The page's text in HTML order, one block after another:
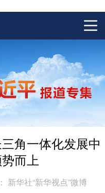
角一体化发展中
而上
新华社“新华视点”微博